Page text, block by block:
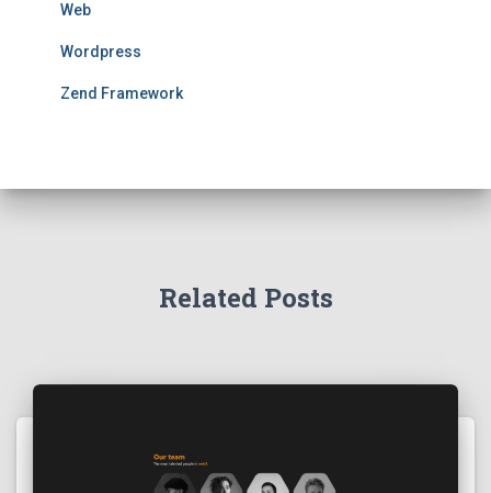
Web
Wordpress
Zend Framework
Related Posts